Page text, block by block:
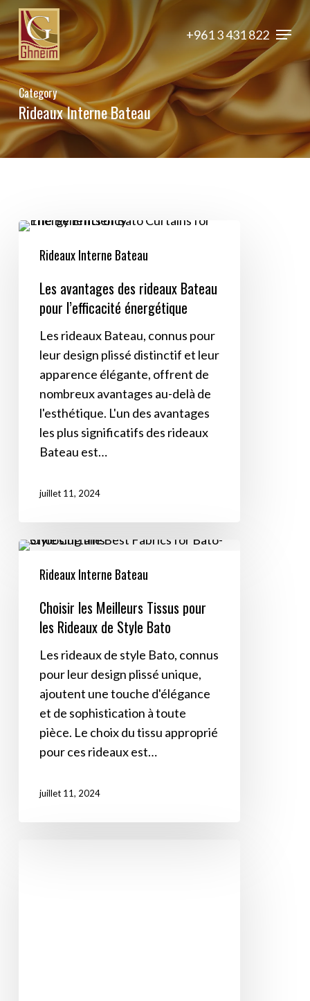
Skip
to
main
content
+961 3 431 822 Menu
Category
Rideaux Interne Bateau
Les
avantages
rideaux
Bateau
l’efficacité
énergétique
Rideaux Interne Bateau
Les avantages des rideaux Bateau
pour l’efficacité énergétique
Les rideaux Bateau, connus pour
leur design plissé distinctif et leur
apparence élégante, offrent de
nombreux avantages au-delà de
l'esthétique. L'un des avantages
les plus significatifs des rideaux
Bateau est…
juillet 11, 2024
Choisir
Tissus
pour
Rideaux
Style
Bato
Rideaux Interne Bateau
Choisir les Meilleurs Tissus pour
les Rideaux de Style Bato
Les rideaux de style Bato, connus
pour leur design plissé unique,
ajoutent une touche d'élégance
et de sophistication à toute
pièce. Le choix du tissu approprié
pour ces rideaux est…
juillet 11, 2024
Close
Menu